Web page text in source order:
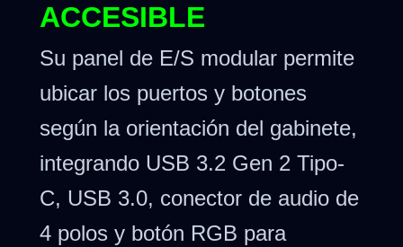
ACCESIBLE
Su panel de E/S modular permite
ubicar los puertos y botones
según la orientación del gabinete,
integrando USB 3.2 Gen 2 Tipo-
C, USB 3.0, conector de audio de
4 polos y botón RGB para